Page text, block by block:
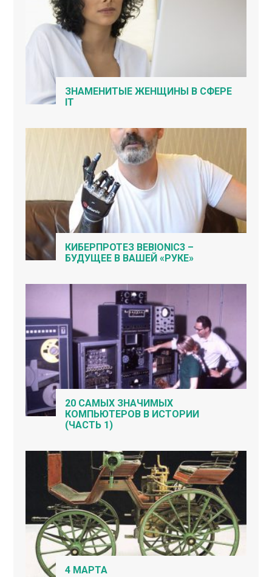
ЗНАМЕНИТЫЕ ЖЕНЩИНЫ В СФЕРЕ
IT
КИБЕРПРОТЕЗ BEBIONIC3 –
БУДУЩЕЕ В ВАШЕЙ «РУКЕ»
20 САМЫХ ЗНАЧИМЫХ
КОМПЬЮТЕРОВ В ИСТОРИИ
(ЧАСТЬ 1)
4 МАРТА